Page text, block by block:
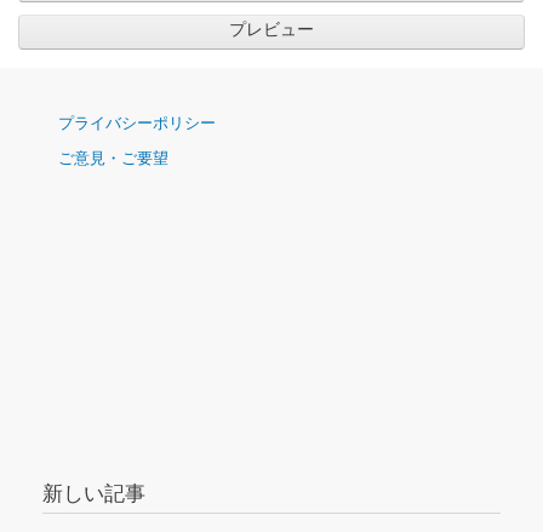
ナ
ゲ
プライバシーポリシー
ご意見・ご要望
新しい記事